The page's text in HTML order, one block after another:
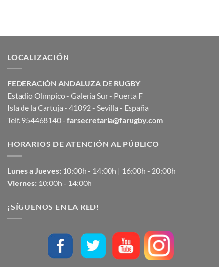
LOCALIZACIÓN
FEDERACIÓN ANDALUZA DE RUGBY
Estadio Olímpico - Galería Sur - Puerta F
Isla de la Cartuja - 41092 - Sevilla - España
Telf. 954468140 - farsecretaria@farugby.com
HORARIOS DE ATENCIÓN AL PÚBLICO
Lunes a Jueves: 10:00h - 14:00h | 16:00h - 20:00h
Viernes: 10:00h - 14:00h
¡SÍGUENOS EN LA RED!